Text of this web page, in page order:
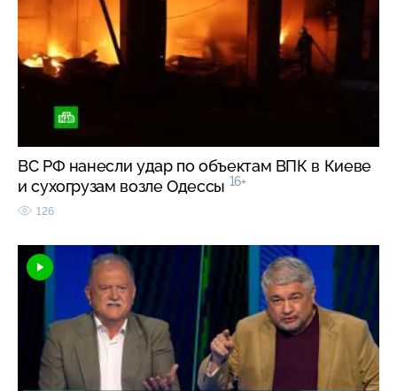
ВС РФ нанесли удар по объектам ВПК в Киеве
и сухогрузам возле Одессы 16+
126